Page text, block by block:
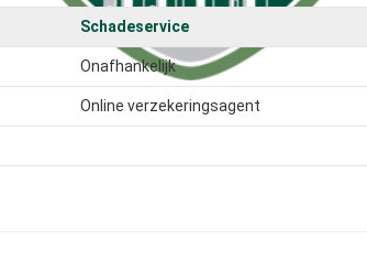
Schadeservice
Onafhankelijk
Online verzekeringsagent